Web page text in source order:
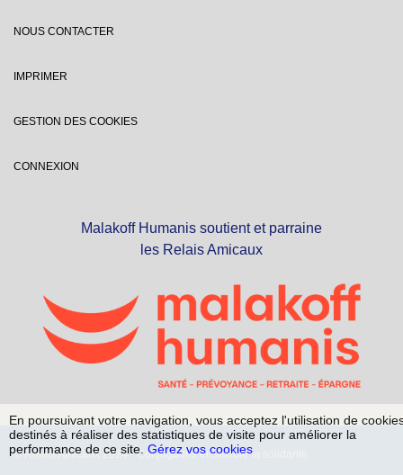
NOUS CONTACTER
IMPRIMER
GESTION DES COOKIES
CONNEXION
Malakoff Humanis soutient et parraine
les Relais Amicaux
© Relais Amicaux 2024 - Conjuguons ensemble la solidarité
En poursuivant votre navigation, vous acceptez l'utilisation de
destinés à réaliser des statistiques de visite pour améliorer la
performance de ce site. Gérez vos cookies